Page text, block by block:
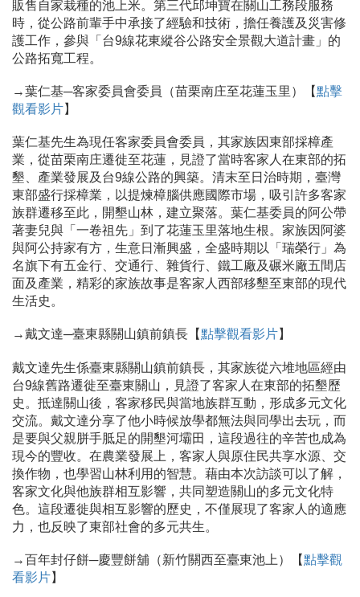
販售自家栽種的池上米。第三代邱坤寶在關山工務段服務
時，從公路前輩手中承接了經驗和技術，擔任養護及災害修
護工作，參與「台9線花東縱谷公路安全景觀大道計畫」的
公路拓寬工程。
→葉仁基─客家委員會委員（苗栗南庄至花蓮玉里）【點擊
觀看影片】
葉仁基先生為現任客家委員會委員，其家族因東部採樟產
業，從苗栗南庄遷徙至花蓮，見證了當時客家人在東部的拓
墾、產業發展及台9線公路的興築。清末至日治時期，臺灣
東部盛行採樟業，以提煉樟腦供應國際市場，吸引許多客家
族群遷移至此，開墾山林，建立聚落。葉仁基委員的阿公帶
著妻兒與「一卷祖先」到了花蓮玉里落地生根。家族因阿婆
與阿公持家有方，生意日漸興盛，全盛時期以「瑞榮行」為
名旗下有五金行、交通行、雜貨行、鐵工廠及碾米廠五間店
面及產業，精彩的家族故事是客家人西部移墾至東部的現代
生活史。
→戴文達─臺東縣關山鎮前鎮長【點擊觀看影片】
戴文達先生係臺東縣關山鎮前鎮長，其家族從六堆地區經由
台9線舊路遷徙至臺東關山，見證了客家人在東部的拓墾歷
史。抵達關山後，客家移民與當地族群互動，形成多元文化
交流。戴文達分享了他小時候放學都無法與同學出去玩，而
是要與父親胼手胝足的開墾河壩田，這段過往的辛苦也成為
現今的豐收。在農業發展上，客家人與原住民共享水源、交
換作物，也學習山林利用的智慧。藉由本次訪談可以了解，
客家文化與他族群相互影響，共同塑造關山的多元文化特
色。這段遷徙與相互影響的歷史，不僅展現了客家人的適應
力，也反映了東部社會的多元共生。
→百年封仔餅─慶豐餅舖（新竹關西至臺東池上）【點擊觀
看影片】